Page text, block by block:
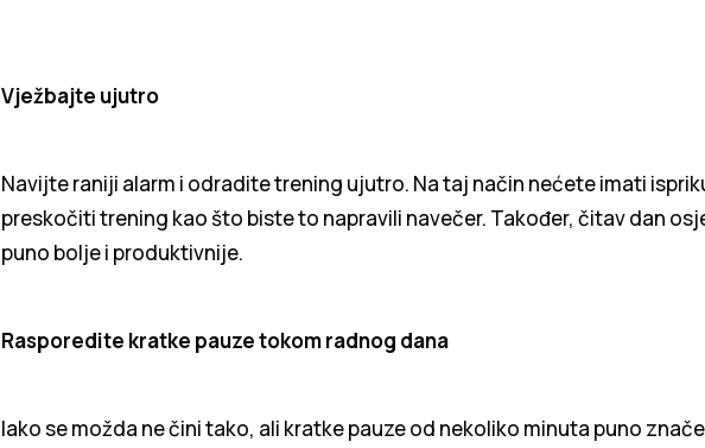
Vježbajte ujutro
Navijte raniji alarm i odradite trening ujutro. Na taj način nećete imati
preskočiti trening kao što biste to napravili navečer. Također, čitav dan
puno bolje i produktivnije.
Rasporedite kratke pauze tokom radnog dana
Iako se možda ne čini tako, ali kratke pauze od nekoliko minuta puno